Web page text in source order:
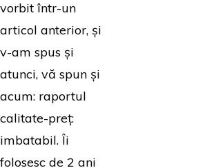
vorbit într-un
articol anterior, și
v-am spus și
atunci, vă spun și
acum: raportul
calitate-preț:
imbatabil. Îi
folosesc de 2 ani